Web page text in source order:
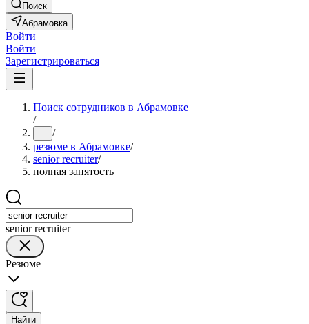
Поиск
Абрамовка
Войти
Войти
Зарегистрироваться
Поиск сотрудников в Абрамовке
/
... /
резюме в Абрамовке/
senior recruiter/
полная занятость
senior recruiter
Резюме
Найти